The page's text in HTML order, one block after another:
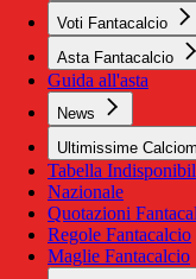
Voti Fantacalcio
Asta Fantacalcio
Guida all'asta
News
Ultimissime
Tabella
Nazionale
Quotazioni
Regole Fantacalcio
Maglie Fantacalcio